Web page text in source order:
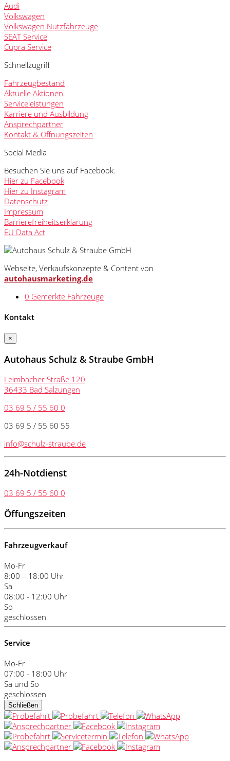
Audi
Volkswagen
Volkswagen Nutzfahrzeuge
SEAT Service
Cupra Service
Schnellzugriff
Fahrzeugbestand
Aktuelle Aktionen
Serviceleistungen
Karriere und Ausbildung
Ansprechpartner
Kontakt & Öffnungszeiten
Social Media
Besuchen Sie uns auf Facebook.
Hier zu Facebook
Hier zu Instagram
Datenschutz
Impressum
Barrierefreiheitserklärung
EU Data Act
Webseite, Verkaufskonzepte & Content von
autohausmarketing.de
0 Gemerkte Fahrzeuge
Kontakt
×
Autohaus Schulz & Straube GmbH
Leimbacher Straße 120
36433 Bad Salzungen
03 69 5 / 55 60 0
03 69 5 / 55 60 55
info@schulz-straube.de
24h-Notdienst
03 69 5 / 55 60 0
Öffungszeiten
Fahrzeugverkauf
Mo-Fr
8:00 – 18:00 Uhr
Sa
08:00 - 12:00 Uhr
So
geschlossen
Service
Mo-Fr
07:00 - 18:00 Uhr
Sa und So
geschlossen
Schließen